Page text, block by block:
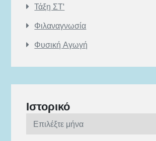
Τάξη ΣΤ'
Φιλαναγνωσία
Φυσική Αγωγή
Ιστορικό
Ιστορικό